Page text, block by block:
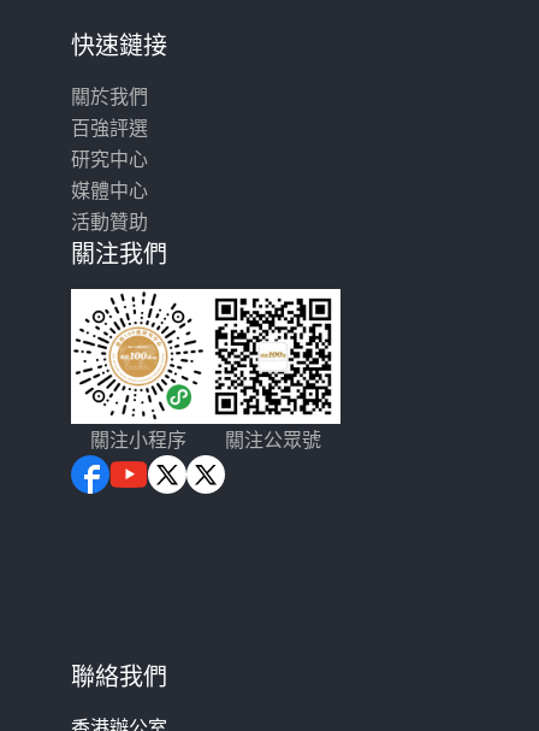
快速鏈接
關於我們
百強評選
研究中心
媒體中心
活動贊助
關注我們
關注小程序 關注公眾號
聯絡我們